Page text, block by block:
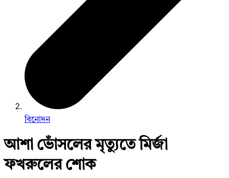
বিনোদন
আশা ভোঁসলের মৃত্যুতে মির্জা
ফখরুলের শোক